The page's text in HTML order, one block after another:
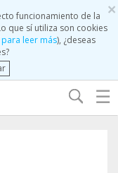
×
funcionamiento de la
que sí utiliza son cookies
leer más), ¿deseas
☰